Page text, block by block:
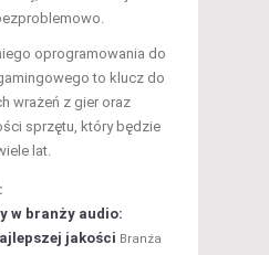
oprogramowania do
to klucz do
wrażeń z gier oraz
sprzętu, który będzie
lat.
w branży audio:
jakości Branża